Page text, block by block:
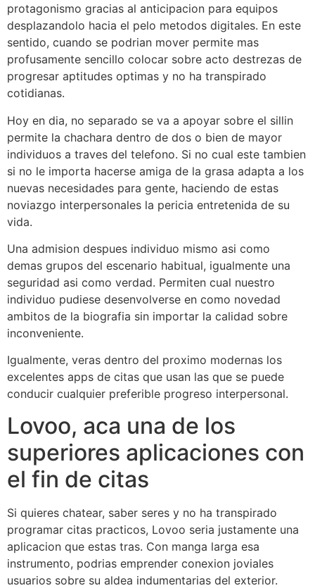
protagonismo gracias al anticipacion para equipos
desplazandolo hacia el pelo metodos digitales. En este
sentido, cuando se podri­an mover permite mas
profusamente sencillo colocar sobre acto destrezas de
progresar aptitudes optimas y no ha transpirado
cotidianas.
Hoy en dia, no separado se va a apoyar sobre el silli­n
permite la chachara dentro de dos o bien de mayor
individuos a traves del telefono. Si no cual este tambien
si no le importa hacerse amiga de la grasa adapta a los
nuevas necesidades para gente, haciendo de estas
noviazgo interpersonales la pericia entretenida de su
vida.
Una admision despues individuo mismo asi­ como
demas grupos del escenario habitual, igualmente una
seguridad asi­ como verdad. Permiten cual nuestro
individuo pudiese desenvolverse en como novedad
ambitos de la biografia sin importar la calidad sobre
inconveniente.
Igualmente, veras dentro del proximo modernas los
excelentes apps de citas que usan las que se puede
conducir cualquier preferible progreso interpersonal.
Lovoo, aca una de los
superiores aplicaciones con
el fin de citas
Si quieres chatear, saber seres y no ha transpirado
programar citas practicos, Lovoo seri­a justamente una
aplicacion que estas tras. Con manga larga esa
instrumento, podrias emprender conexion joviales
usuarios sobre su aldea indumentarias del exterior.